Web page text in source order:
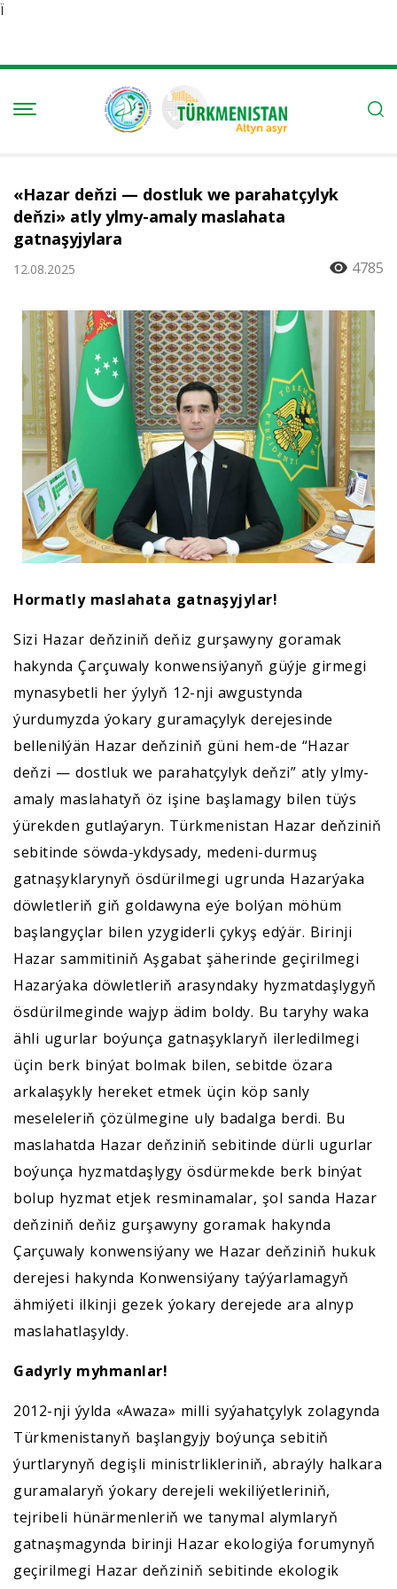
Ï
«Hazar deňzi — dostluk we parahatçylyk
deňzi» atly ylmy-amaly maslahata
gatnaşyjylara
12.08.2025 4785
Hormatly maslahata gatnaşyjylar!
Sizi Hazar deňziniň deňiz gurşawyny goramak
hakynda Çarçuwaly konwensiýanyň güýje girmegi
mynasybetli her ýylyň 12-nji awgustynda
ýurdumyzda ýokary guramaçylyk derejesinde
bellenilýän Hazar deňziniň güni hem-de “Hazar
deňzi — dostluk we parahatçylyk deňzi” atly ylmy-
amaly maslahatyň öz işine başlamagy bilen tüýs
ýürekden gutlaýaryn. Türkmenistan Hazar deňziniň
sebitinde söwda-ykdysady, medeni-durmuş
gatnaşyklarynyň ösdürilmegi ugrunda Hazarýaka
döwletleriň giň goldawyna eýe bolýan möhüm
başlangyçlar bilen yzygiderli çykyş edýär. Birinji
Hazar sammitiniň Aşgabat şäherinde geçirilmegi
Hazarýaka döwletleriň arasyndaky hyzmatdaşlygyň
ösdürilmeginde wajyp ädim boldy. Bu taryhy waka
ähli ugurlar boýunça gatnaşyklaryň ilerledilmegi
üçin berk binýat bolmak bilen, sebitde özara
arkalaşykly hereket etmek üçin köp sanly
meseleleriň çözülmegine uly badalga berdi. Bu
maslahatda Hazar deňziniň sebitinde dürli ugurlar
boýunça hyzmatdaşlygy ösdürmekde berk binýat
bolup hyzmat etjek resminamalar, şol sanda Hazar
deňziniň deňiz gurşawyny goramak hakynda
Çarçuwaly konwensiýany we Hazar deňziniň hukuk
derejesi hakynda Konwensiýany taýýarlamagyň
ähmiýeti ilkinji gezek ýokary derejede ara alnyp
maslahatlaşyldy.
Gadyrly myhmanlar!
2012-nji ýylda «Awaza» milli syýahatçylyk zolagynda
Türkmenistanyň başlangyjy boýunça sebitiň
ýurtlarynyň degişli ministrlikleriniň, abraýly halkara
guramalaryň ýokary derejeli wekiliýetleriniň,
tejribeli hünärmenleriň we tanymal alymlaryň
gatnaşmagynda birinji Hazar ekologiýa forumynyň
geçirilmegi Hazar deňziniň sebitinde ekologik